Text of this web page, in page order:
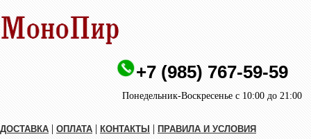
+7 (985) 767-59-59
Понедельник-Воскресенье с 10:00 до 21:00
ДОСТАВКА | ОПЛАТА | КОНТАКТЫ | ПРАВИЛА И УСЛОВИЯ